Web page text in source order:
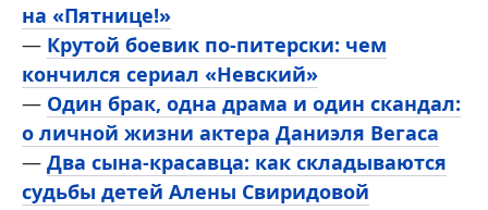
на «Пятнице!»
— Крутой боевик по-питерски: чем
кончился сериал «Невский»
— Один брак, одна драма и один скандал:
о личной жизни актера Даниэля Вегаса
— Два сына-красавца: как складываются
судьбы детей Алены Свиридовой